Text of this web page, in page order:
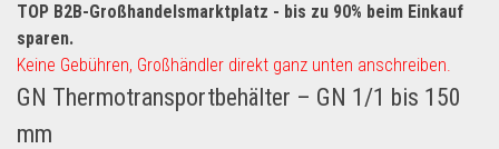
Handy und Smartphone
Kosmetik & Pflege
Lebensmittel & Getränke
TOP B2B-Großhandelsmarktplatz - bis zu 90% beim Einkauf
sparen.
Keine Gebühren, Großhändler direkt ganz unten anschreiben.
GN Thermotransportbehälter – GN 1/1 bis 150
mm